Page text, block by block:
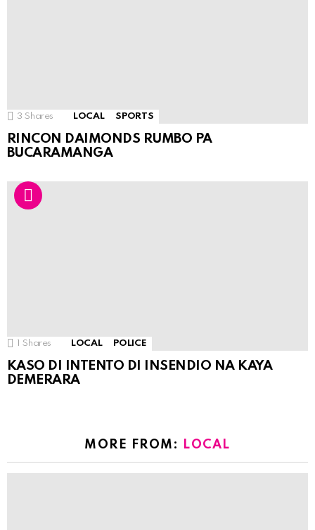
3 Shares LOCAL SPORTS
RINCON DAIMONDS RUMBO PA
BUCARAMANGA
1 Shares LOCAL POLICE
KASO DI INTENTO DI INSENDIO NA KAYA
DEMERARA
MORE FROM: LOCAL